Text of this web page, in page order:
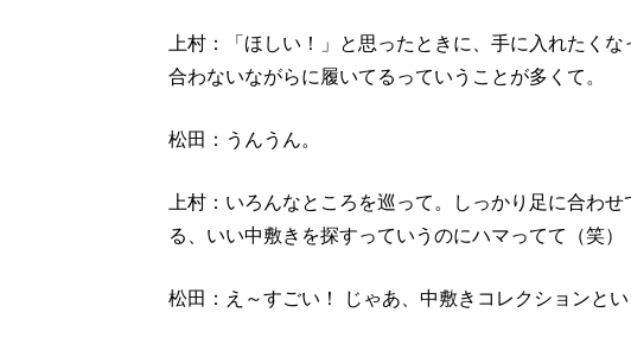
上村：「ほしい！」と思ったときに、手に入れたく
合わないながらに履いてるっていうことが多くて。
松田：うんうん。
上村：いろんなところを巡って。しっかり足に合わ
る、いい中敷きを探すっていうのにハマってて（笑）
松田：え～すごい！ じゃあ、中敷きコレクションと